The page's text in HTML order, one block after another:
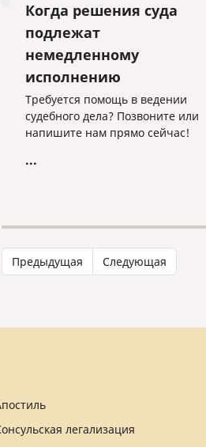
Когда решения суда
подлежат
немедленному
исполнению
Требуется помощь в ведении
судебного дела? Позвоните или
напишите нам прямо сейчас!
...
Предыдущая Следующая
легализация